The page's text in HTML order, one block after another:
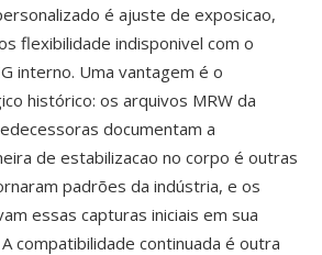
é ajuste de exposicao,
flexibilidade indisponivel com o
interno. Uma vantagem é o
histórico: os arquivos MRW da
documentam a
de estabilizacao no corpo é outras
padrões da indústria, e os
essas capturas iniciais em sua
compatibilidade continuada é outra